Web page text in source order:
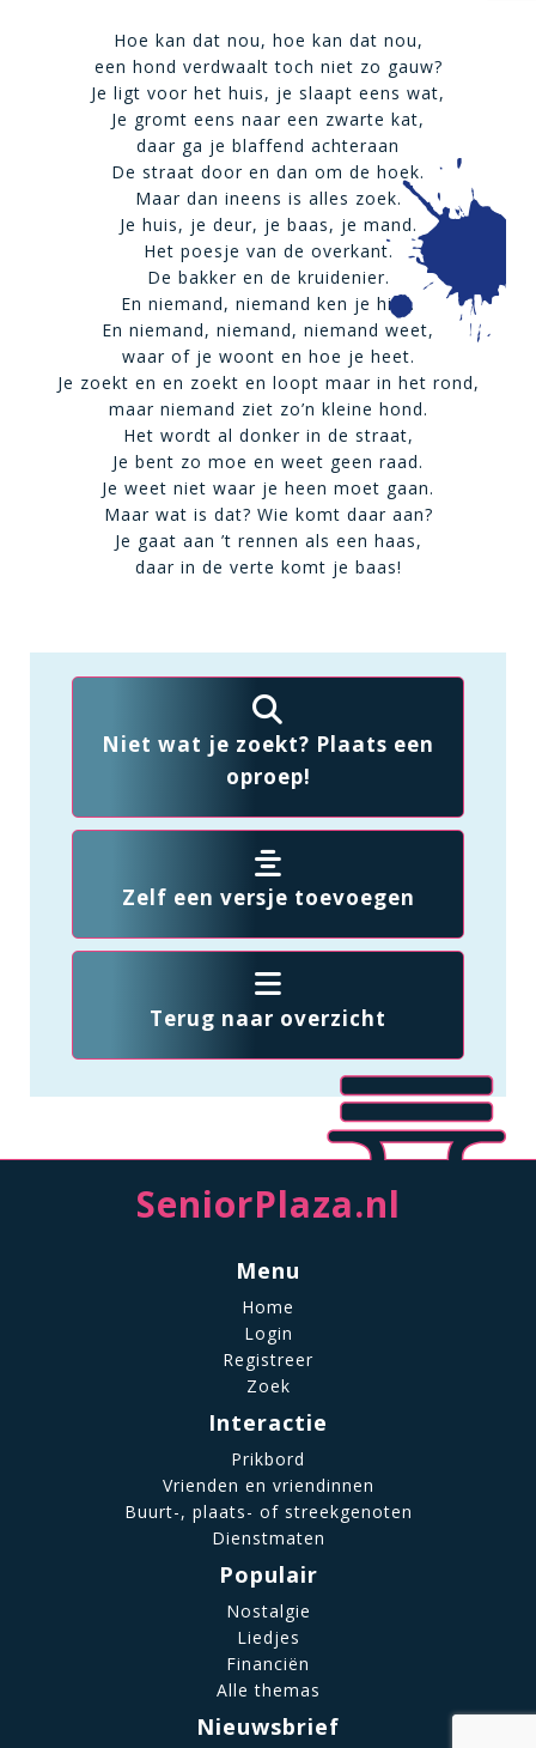
Hoe kan dat nou, hoe kan dat nou,
een hond verdwaalt toch niet zo gauw?
Je ligt voor het huis, je slaapt eens wat,
Je gromt eens naar een zwarte kat,
daar ga je blaffend achteraan
De straat door en dan om de hoek.
Maar dan ineens is alles zoek.
Je huis, je deur, je baas, je mand.
Het poesje van de overkant.
De bakker en de kruidenier.
En niemand, niemand ken je hier.
En niemand, niemand, niemand weet,
waar of je woont en hoe je heet.
Je zoekt en en zoekt en loopt maar in het rond,
maar niemand ziet zo’n kleine hond.
Het wordt al donker in de straat,
Je bent zo moe en weet geen raad.
Je weet niet waar je heen moet gaan.
Maar wat is dat? Wie komt daar aan?
Je gaat aan ’t rennen als een haas,
daar in de verte komt je baas!
Niet wat je zoekt? Plaats een
oproep!
Zelf een versje toevoegen
Terug naar overzicht
SeniorPlaza.nl
Menu
Home
Login
Registreer
Zoek
Interactie
Prikbord
Vrienden en vriendinnen
Buurt-, plaats- of streekgenoten
Dienstmaten
Populair
Nostalgie
Liedjes
Financiën
Alle themas
Nieuwsbrief